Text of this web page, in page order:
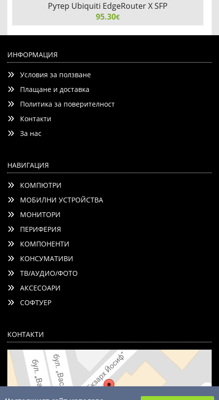
Рутер Ubiquiti EdgeRouter X SFP
95.30€
ИНФОРМАЦИЯ
Условия за ползване
Плащане и доставка
Политика за поверителност
Контакти
За нас
НАВИГАЦИЯ
КОМПЮТРИ
МОБИЛНИ УСТРОЙСТВА
МОНИТОРИ
ПЕРИФЕРИЯ
КОМПОНЕНТИ
КОНСУМАТИВИ
ТВ/АУДИО/ФОТО
АКСЕСОАРИ
СОФТУЕР
КОНТАКТИ